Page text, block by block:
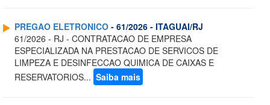
PREGAO ELETRONICO - 61/2026 - ITAGUAI/RJ
61/2026 - RJ - CONTRATACAO DE EMPRESA
ESPECIALIZADA NA PRESTACAO DE SERVICOS DE
LIMPEZA E DESINFECCAO QUIMICA DE CAIXAS E
RESERVATORIOS... Saiba mais